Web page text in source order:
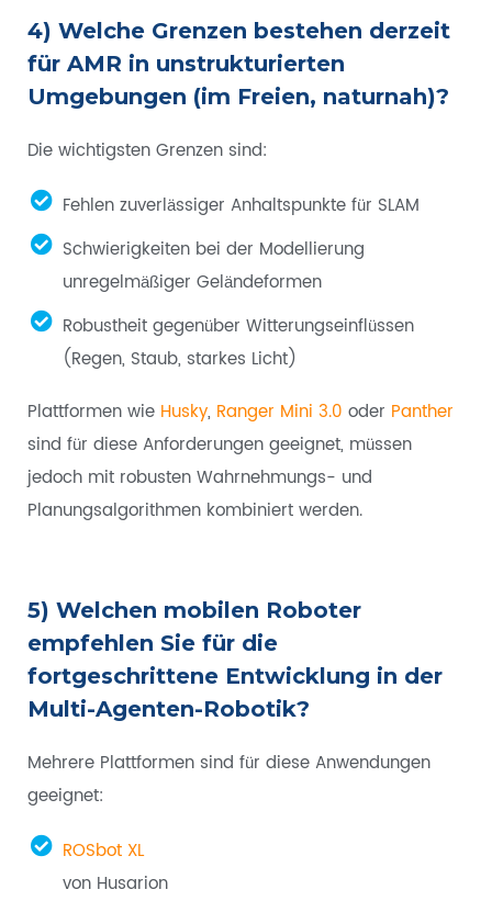
4) Welche Grenzen bestehen derzeit
für AMR in unstrukturierten
Umgebungen (im Freien, naturnah)?
Die wichtigsten Grenzen sind:
Fehlen zuverlässiger Anhaltspunkte für SLAM
Schwierigkeiten bei der Modellierung
unregelmäßiger Geländeformen
Robustheit gegenüber Witterungseinflüssen
(Regen, Staub, starkes Licht)
Plattformen wie Husky, Ranger Mini 3.0 oder Panther
sind für diese Anforderungen geeignet, müssen
jedoch mit robusten Wahrnehmungs- und
Planungsalgorithmen kombiniert werden.
5) Welchen mobilen Roboter
empfehlen Sie für die
fortgeschrittene Entwicklung in der
Multi-Agenten-Robotik?
Mehrere Plattformen sind für diese Anwendungen
geeignet:
ROSbot XL
von Husarion